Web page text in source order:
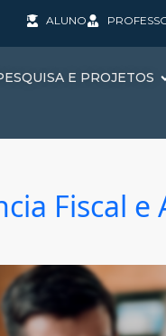
ALUNO
E PROJETOS
Fiscal e